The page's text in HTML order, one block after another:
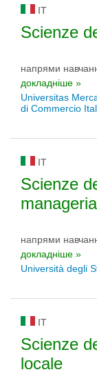
IT
Scienze
напрями
докладніше »
Universitas
di Commercio
IT
Scienze
напрями
докладніше »
Università degli
IT
Scienze
locale